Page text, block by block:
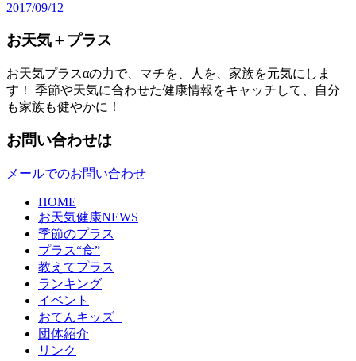
2017/09/12
お天気＋プラス
お天気プラスαの力で、マチを、人を、家族を元気にしま
す！ 季節や天気に合わせた健康情報をキャッチして、自分
も家族も健やかに！
お問い合わせは
メールでのお問い合わせ
HOME
お天気健康NEWS
季節のプラス
プラス“食”
教えてプラス
ランキング
イベント
おてんキッズ+
団体紹介
リンク